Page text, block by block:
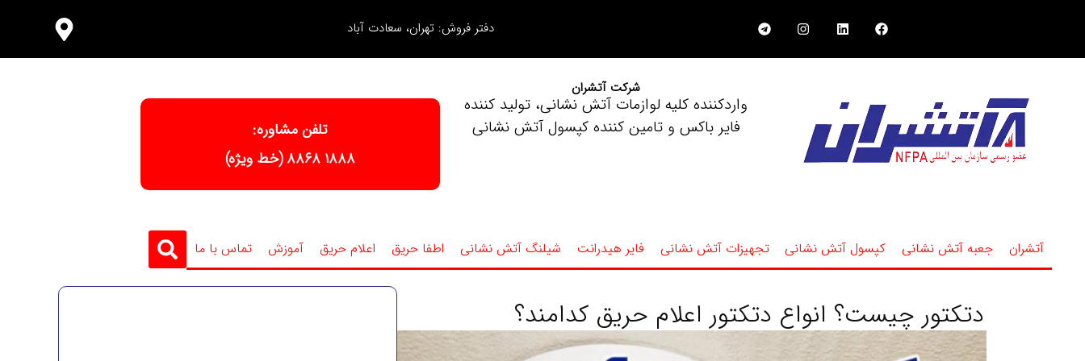
دفتر فروش: تهران، سعادت آباد
شرکت آتشران
واردکننده کلیه لوازمات آتش نشانی، تولید کننده
فایر باکس و تامین کننده کپسول آتش نشانی
تلفن مشاوره:
١٨٨٨ ٨٨٦٨ (خط ویژه)
آتشران جعبه آتش نشانی کپسول آتش نشانی تجهیزات آتش نشانی فایر هیدرانت شیلنگ آتش نشانی اطفا حریق اعلام حریق آموزش تماس با ما
دتکتور چیست؟ انواع دتکتور اعلام حریق کدامند؟